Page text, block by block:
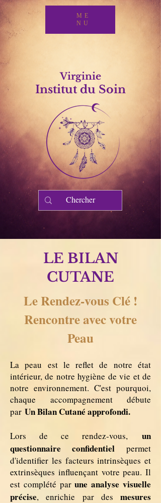
ME
NU
Virginie
Institut du Soin
LE BILAN
CUTANE
Le Rendez-vous Clé !
Rencontre avec votre
Peau
La peau est le reflet de notre état
intérieur, de notre hygiène de vie et de
notre environnement. C'est pourquoi,
chaque accompagnement débute
par Un Bilan Cutané approfondi.
Lors de ce rendez-vous, un
questionnaire confidentielpermet
d'identifier les facteurs intrinsèques et
extrinsèques influençant votre peau. Il
est complété parune analyse visuelle
précise, enrichie par des mesures